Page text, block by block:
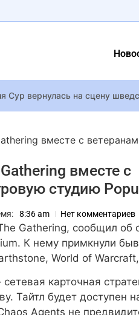
Сур вернулась на сцену
First Person Camera 2.0 с
первенца и жены певца
Лив Шрайбер планируют
уся-RPG Safeguard
Алексей Тютюнник сыграл
вместе с
вместе с
студию
8:36 am Нет комментариев
Gathering, сообщил об
К нему примкнули
World of
карточная
Тайтл будет доступен
Agents не